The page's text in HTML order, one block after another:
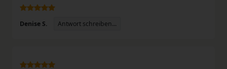
Denise S. Antwort schreiben...